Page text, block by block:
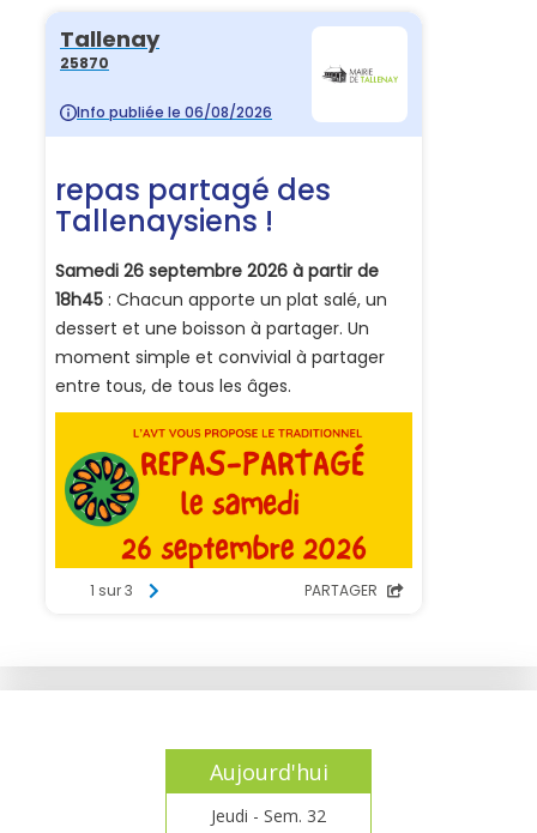
Aujourd'hui
Jeudi - Sem. 32